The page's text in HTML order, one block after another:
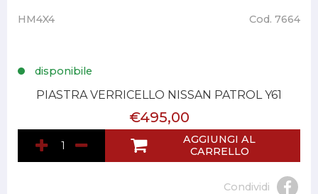
HM4X4 Cod. 7664
disponibile
PIASTRA VERRICELLO NISSAN PATROL Y61
€495,00
AGGIUNGI AL
CARRELLO
Condividi